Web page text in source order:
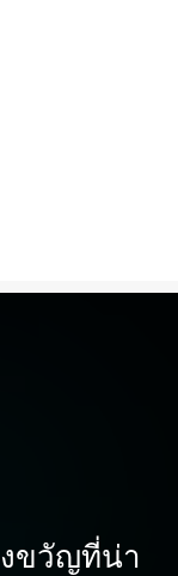
งขวัญที่น่า